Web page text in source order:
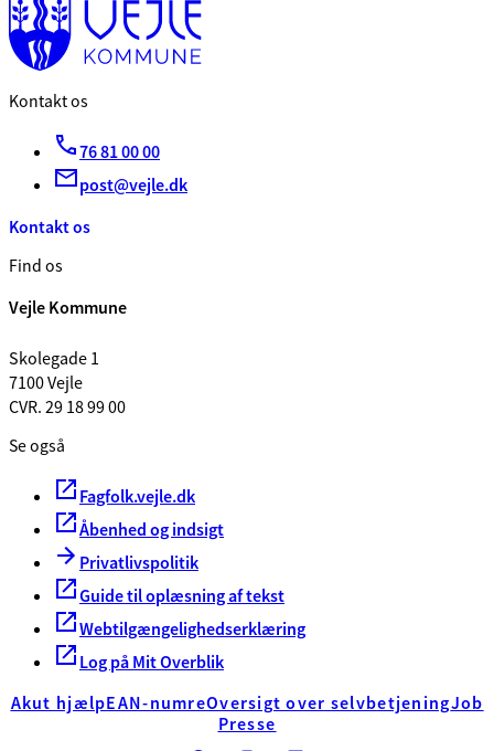
Kontakt os
76 81 00 00
post@vejle.dk
Kontakt os
Find os
Vejle Kommune
Skolegade 1
7100 Vejle
CVR. 29 18 99 00
Se også
Fagfolk.vejle.dk
Åbenhed og indsigt
Privatlivspolitik
Guide til oplæsning af tekst
Webtilgængelighedserklæring
Log på Mit Overblik
Akut hjælpEAN-numreOversigt over selvbetjeningJob
Presse